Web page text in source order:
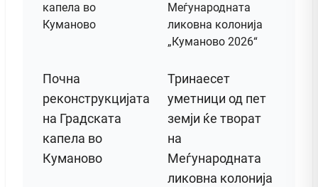
Почна
реконструкцијата
на Градската
капела во
Куманово
Тринаесет
уметници од пет
земји ќе творат
на
Меѓународната
ликовна колонија